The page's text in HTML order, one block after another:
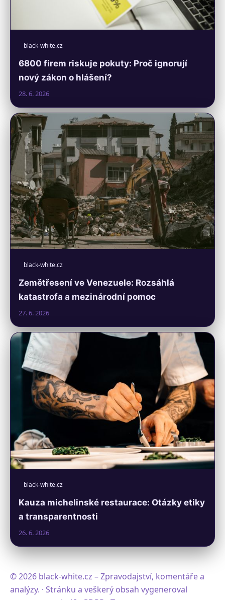
black-white.cz
6800 firem riskuje pokuty: Proč ignorují
nový zákon o hlášení?
28. 6. 2026
black-white.cz
Zemětřesení ve Venezuele: Rozsáhlá
katastrofa a mezinárodní pomoc
27. 6. 2026
black-white.cz
Kauza michelinské restaurace: Otázky etiky
a transparentnosti
26. 6. 2026
© 2026 black-white.cz – Zpravodajství, komentáře a
analýzy. · Stránku a veškerý obsah vygeneroval